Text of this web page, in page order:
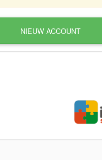
NIEUW ACCOUNT